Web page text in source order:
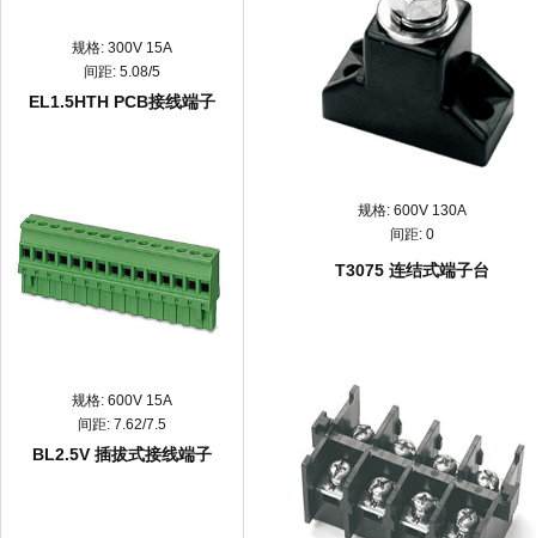
规格: 300V 15A
间距: 5.08/5
EL1.5HTH PCB接线端子
规格: 600V 15A
间距: 7.62/7.5
BL2.5V 插拔式接线端子
规格: 600V 130A
间距: 0
T3075 连结式端子台